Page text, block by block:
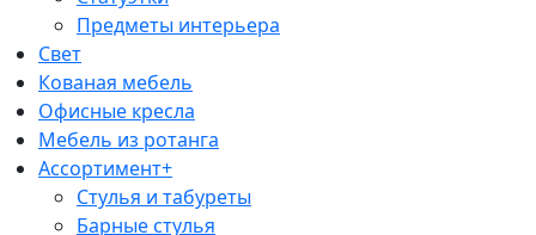
Предметы интерьера
Свет
Кованая мебель
Офисные кресла
Мебель из ротанга
Ассортимент+
Стулья и табуреты
Барные стулья